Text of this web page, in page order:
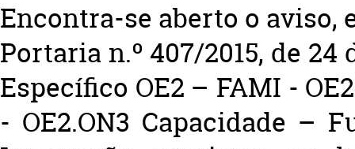
Encontra-se aberto o aviso,
Portaria n.º 407/2015, de
Específico OE2 – FAMI -
- OE2.ON3 Capacidade –